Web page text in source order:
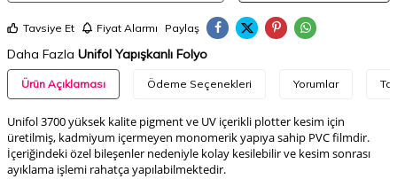
Tavsiye Et Fiyat Alarmı Paylaş
Daha Fazla Unifol Yapışkanlı Folyo
Ürün Açıklaması Ödeme Seçenekleri Yorumlar
Unifol 3700 yüksek kalite pigment ve UV içerikli plotter kesim için
üretilmiş, kadmiyum içermeyen monomerik yapıya sahip PVC filmdir.
İçeriğindeki özel bileşenler nedeniyle kolay kesilebilir ve kesim sonrası
ayıklama işlemi rahatça yapılabilmektedir.